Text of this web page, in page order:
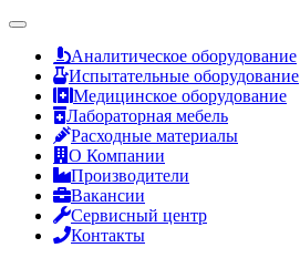
Аналитическое оборудование
Испытательные оборудование
Медицинское оборудование
Лабораторная мебель
Расходные материалы
О Компании
Производители
Вакансии
Сервисный центр
Контакты